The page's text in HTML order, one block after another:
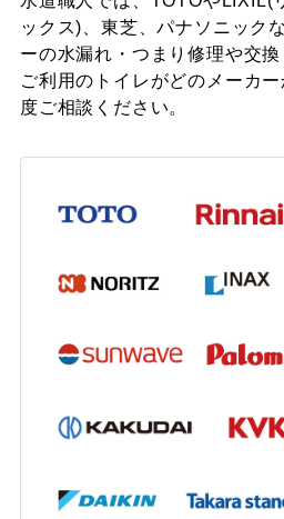
トイレがスッキリして使
た。交換を勧めてくれて
摂津市 T様
トイレ使えないのが何よ
大阪市城
水が止まらなくなりどう
ックス)、東芝、パナソニック
ーの水漏れ・つまり修理や交換
ご利用のトイレがどのメーカ
度ご相談ください。